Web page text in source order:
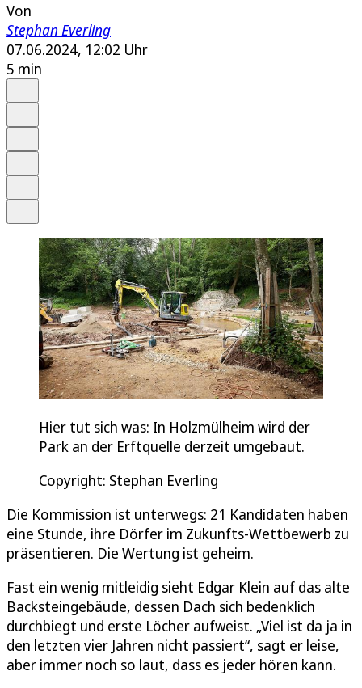
Von
Stephan Everling
07.06.2024, 12:02 Uhr
5 min
Hier tut sich was: In Holzmülheim wird der
Park an der Erftquelle derzeit umgebaut.
Copyright: Stephan Everling
Die Kommission ist unterwegs: 21 Kandidaten haben
eine Stunde, ihre Dörfer im Zukunfts-Wettbewerb zu
präsentieren. Die Wertung ist geheim.
Fast ein wenig mitleidig sieht Edgar Klein auf das alte
Backsteingebäude, dessen Dach sich bedenklich
durchbiegt und erste Löcher aufweist. „Viel ist da ja in
den letzten vier Jahren nicht passiert“, sagt er leise,
aber immer noch so laut, dass es jeder hören kann.